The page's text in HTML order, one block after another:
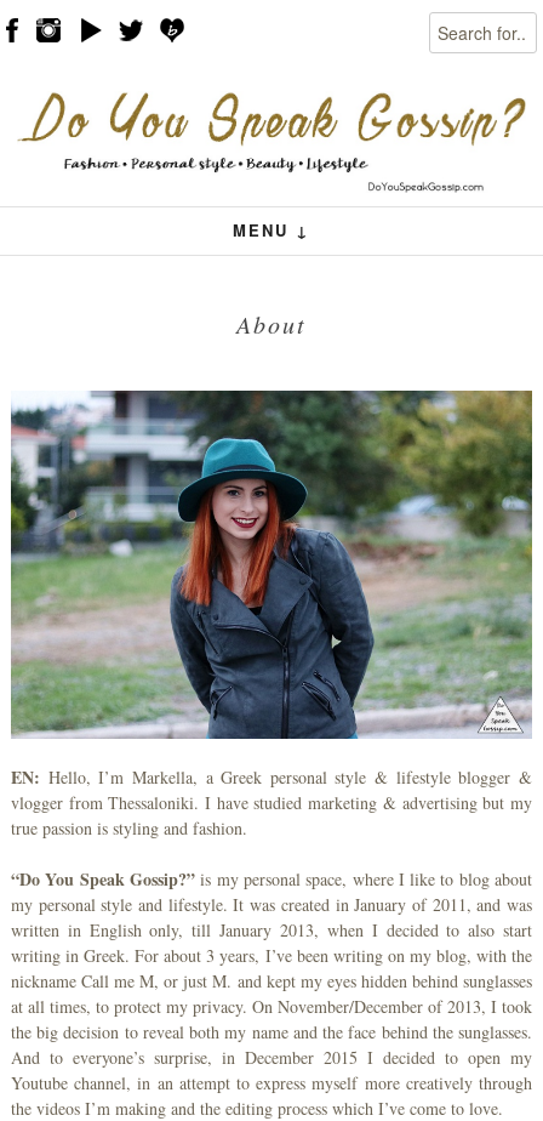
Search
MENU ↓
Menu
Skip to content
About
EN: Hello, I’m Markella, a Greek personal style & lifestyle blogger &
vlogger from Thessaloniki. I have studied marketing & advertising but my
true passion is styling and fashion.
“Do You Speak Gossip?”is my personal space, where I like to blog about
my personal style and lifestyle. It was created in January of 2011, and was
written in English only, till January 2013, when I decided to also start
writing in Greek. For about 3 years, I’ve been writing on my blog, with the
nickname Call me M, or just M. and kept my eyes hidden behind sunglasses
at all times, to protect my privacy. On November/December of 2013, I took
the big decision to reveal both my name and the face behind the sunglasses.
And to everyone’s surprise, in December 2015 I decided to open my
Youtube channel, in an attempt to express myself more creatively through
the videos I’m making and the editing process which I’ve come to love.